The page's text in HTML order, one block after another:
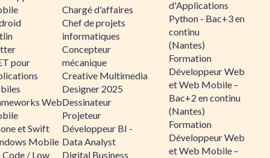
pour
Web
et Swift
Mobile
/ Low
Chargé d'affaires
Chef de projets
informatiques
Concepteur
mécanique
Creative Multimedia
Designer 2025
Dessinateur
Projeteur
Développeur BI -
Data Analyst
Digital Business
d'Applications
Python - Bac+3 en
continu
(Nantes)
Formation
Développeur Web
et Web Mobile –
Bac+2 en continu
(Nantes)
Formation
Développeur Web
et Web Mobile –